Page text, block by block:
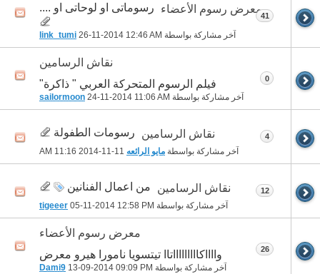
معرض رسوم الأعضاء رسوماتى او لوحاتى او ....
آخر مشاركة بواسطة link_tumi 26-11-2014 12:46 AM
41
نقاش الرسامين
فيلم الرسوم المتحركة العربي " ذاكرة"
آخر مشاركة بواسطة sailormoon 24-11-2014 11:06 AM
0
نقاش الرسامين رسومات الطفولة
آخر مشاركة بواسطة مايو الرائعه 11:16 AM
4
نقاش الرسامين من اعمال الفنانين
آخر مشاركة بواسطة tigeeer 05-11-2014 12:58 PM
12
معرض رسوم الأعضاء
وااااكاااااااااتاا تيتسويا نامورا هيرو معرض
آخر مشاركة بواسطة Dami9 13-09-2014 09:09 PM
26